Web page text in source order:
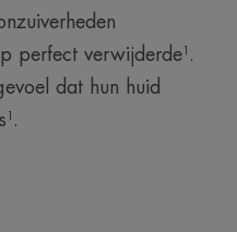
perfect verwijderde¹.
dat hun huid